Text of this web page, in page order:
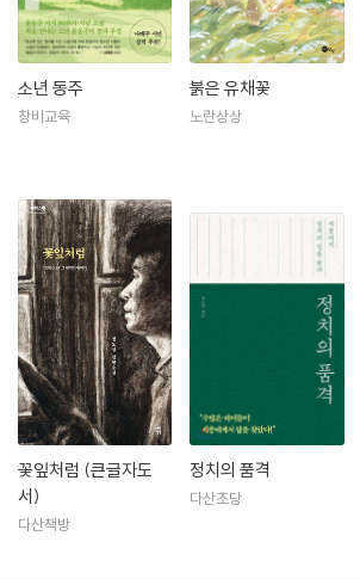
소년 동주
창비교육
붉은 유채꽃
노란상상
꽃잎처럼 (큰글자도
서)
다산책방
정치의 품격
다산초당